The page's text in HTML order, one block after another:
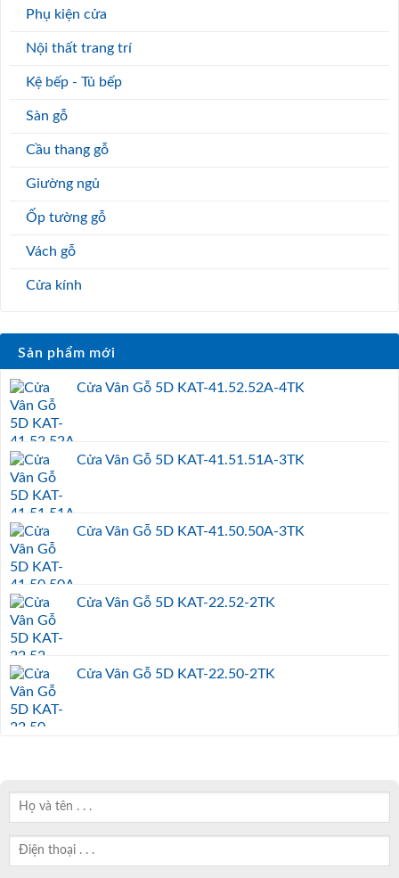
Phụ kiện cửa
Nội thất trang trí
Kệ bếp - Tủ bếp
Sàn gỗ
Cầu thang gỗ
Giường ngủ
Ốp tường gỗ
Vách gỗ
Cửa kính
Sản phẩm mới
Cửa Vân Gỗ 5D KAT-41.52.52A-4TK
Cửa Vân Gỗ 5D KAT-41.51.51A-3TK
Cửa Vân Gỗ 5D KAT-41.50.50A-3TK
Cửa Vân Gỗ 5D KAT-22.52-2TK
Cửa Vân Gỗ 5D KAT-22.50-2TK